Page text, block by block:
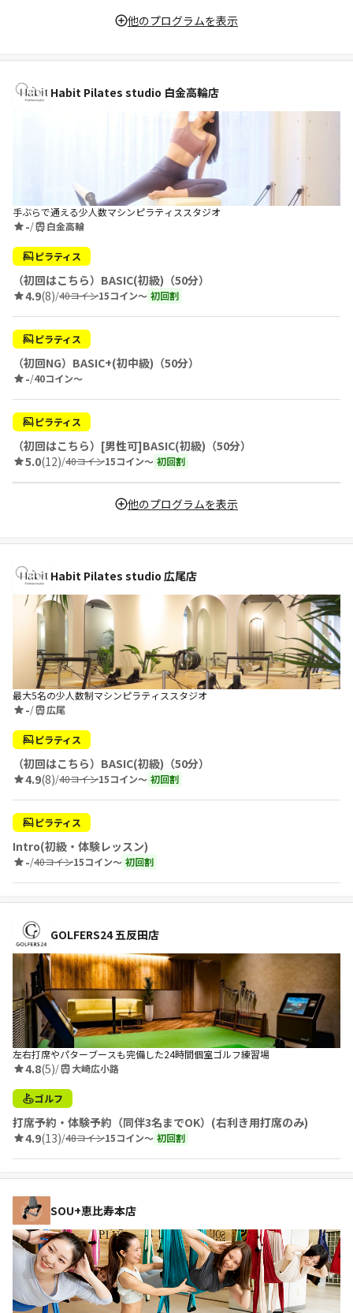
他のプログラムを表示
Habit Pilates studio 白金高輪店
手ぶらで通える少人数マシンピラティススタジオ
-/ 白金高輪
ピラティス
（初回はこちら）BASIC(初級)（50分）
4.9(8)/40コイン15コイン〜 初回割
ピラティス
（初回NG）BASIC+(初中級)（50分）
-/40コイン〜
ピラティス
（初回はこちら）[男性可]BASIC(初級)（50分）
5.0(12)/40コイン15コイン〜 初回割
他のプログラムを表示
Habit Pilates studio 広尾店
最大5名の少人数制マシンピラティススタジオ
-/ 広尾
ピラティス
（初回はこちら）BASIC(初級)（50分）
4.9(8)/40コイン15コイン〜 初回割
ピラティス
Intro(初級・体験レッスン)
-/40コイン15コイン〜 初回割
GOLFERS24 五反田店
左右打席やパターブースも完備した24時間個室ゴルフ練習場
4.8(5)/ 大崎広小路
ゴルフ
打席予約・体験予約（同伴3名までOK）(右利き用打席のみ)
4.9(13)/48コイン15コイン〜 初回割
SOU+恵比寿本店